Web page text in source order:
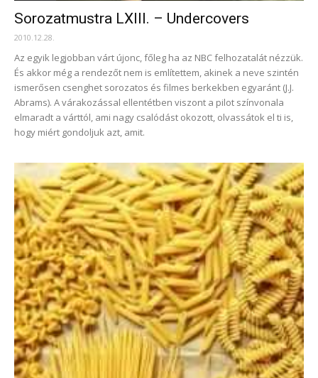
Sorozatmustra LXIII. – Undercovers
2010.12.28.
Az egyik legjobban várt újonc, főleg ha az NBC felhozatalát nézzük.
És akkor még a rendezőt nem is említettem, akinek a neve szintén
ismerősen csenghet sorozatos és filmes berkekben egyaránt (J.J.
Abrams). A várakozással ellentétben viszont a pilot színvonala
elmaradt a várttól, ami nagy csalódást okozott, olvassátok el ti is,
hogy miért gondoljuk azt, amit.